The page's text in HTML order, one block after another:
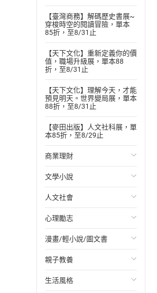
【臺灣商務】解碼歷史書展~
穿梭時空的閱讀冒險，單本
85折，至8/31止
【天下文化】重新定義你的價
值，職場升級展，單本88
折，至8/31止
【天下文化】理解今天，才能
預見明天。世界變局展，單本
88折，至8/31止
【麥田出版】人文社科展，單
本85折，至8/29止
商業理財
投資理財
經濟/趨勢
財務/金融
管理/領導
職場工作術
成功法
文學小說
歐美文學
日本文學
韓國文學
華文文學
經典文學
人文社會
國際關係
政治
社會科學
台灣/中國歷史
心理勵志
心靈成長/情緒
人際關係
兩性關係
漫畫/輕小說/圖文書
輕小說
奇幻/科幻
親子教養
教育現場
生活風格